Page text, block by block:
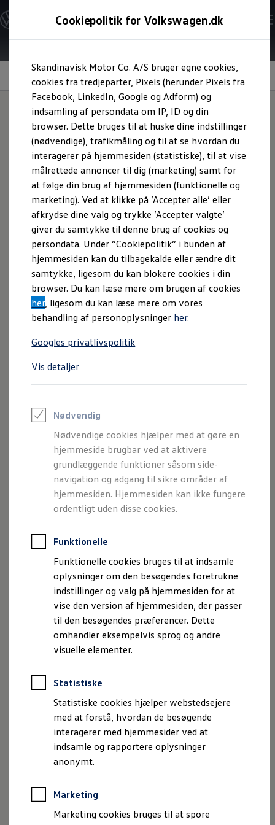
Cookiepolitik for Volkswagen.dk
Skandinavisk Motor Co. A/S bruger egne cookies,
cookies fra tredjeparter, Pixels (herunder Pixels fra
Facebook, LinkedIn, Google og Adform) og
indsamling af persondata om IP, ID og din
browser. Dette bruges til at huske dine indstillinger
(nødvendige), trafikmåling og til at se hvordan du
interagerer på hjemmesiden (statistiske), til at vise
målrettede annoncer til dig (marketing) samt for
at følge din brug af hjemmesiden (funktionelle og
marketing). Ved at klikke på ’Accepter alle’ eller
afkrydse dine valg og trykke ’Accepter valgte’
giver du samtykke til denne brug af cookies og
persondata. Under ”Cookiepolitik” i bunden af
hjemmesiden kan du tilbagekalde eller ændre dit
samtykke, ligesom du kan blokere cookies i din
browser. Du kan læse mere om brugen af cookies
her, ligesom du kan læse mere om vores
behandling af personoplysninger her.
Googles privatlivspolitik
Vis detaljer
Nødvendig
Nødvendige cookies hjælper med at gøre en
hjemmeside brugbar ved at aktivere
grundlæggende funktioner såsom side-
navigation og adgang til sikre områder af
hjemmesiden. Hjemmesiden kan ikke fungere
ordentligt uden disse cookies.
Funktionelle
Funktionelle cookies bruges til at indsamle
oplysninger om den besøgendes foretrukne
indstillinger og valg på hjemmesiden for at
vise den version af hjemmesiden, der passer
til den besøgendes præferencer. Dette
omhandler eksempelvis sprog og andre
visuelle elementer.
Statistiske
Statistiske cookies hjælper webstedsejere
med at forstå, hvordan de besøgende
interagerer med hjemmesider ved at
indsamle og rapportere oplysninger
anonymt.
Marketing
Marketing cookies bruges til at spore
hovedindhold
footer
Modeller og konfigurator
Byg din Volkswagen
Alle modeller
Kend din Volkswagen
Erhvervsbiler
Værktøjskassen
ConnectedFleet
Service
California on Tour app
Elektriske biler
Elbiler
ID. Polo
ID. Cross
ID.3 Neo
ID.4
ID.5
ID.7
ID.7 Tourer
ID. Buzz
Konceptbiler
ID. EVERY1
ID. 2all & ID. GTI
Varebiler på el
Elektromobilitet i dagligdagen
Eldrevne modeller
ID. Buzz Cargo
Opladning og Rækkevidde
Opladning med Clever
Opladning med Clever - Erhvervsbiler
Udregn din rækkevidde
Lær din ID. at kende
Varmepumpe
Energieffektivitet
Teaser Battery Regulation
Software og konnektivitet
ID. Software 6.0
ID.- softwareversioner og opdateringer
Grænseflader til din ID.
Køb og leasing
Lagerbiler til hurtig levering
Book en prøvetur
Bestil et tilbud
Brugte biler
Pendlerleasing
Budgetberegner
Firmabil
Vejen til en ny Volkswagen
Online Privatleasing
Finansiering og forsikring
Volkswagen Forsikring
Volkswagen Finansiering
Ejere og services
Book tid på værkstedet
Service
Serviceabonnementer
Service 5+
Service på elbiler
Prismatch
Fordele ved autoriseret værksted
Brugbar information
Servicefordele
Digitale ekstrafunktioner
Se tjenesterne til din model
Volkswagen-apps, login og shop
Wellness In-Car-app
Mere afslappende
Wellness In-Car-appen forvandler hver køretur, pause eller
opladningstid til et lille øjeblik for dig selv. Afhængigt af
udstyret kombinerer din ID. belysning, klimaanlæg, lyd – og
harmonisk velværeoplevelse. Uanset om du ønsker at lade
op, tage en pause eller bevidst koble af et øjeblik, skaber
din ID. den perfekte atmosfære til det.
”Fresh Up” kan kvikke dig op på 10 min. med
vitaliserende farvevariationer, forfriskende klimaregulering
Calm Down
”Calm Down” kan også sætte den helt rigtige
komfortatmosfære, når du er ude at køre – med en
afslappende 10-minutters pause.
Power Break
parkeret eller oplader bilen til at restituere, så du er frisk til
at køre videre efter en 20 minutters pause.